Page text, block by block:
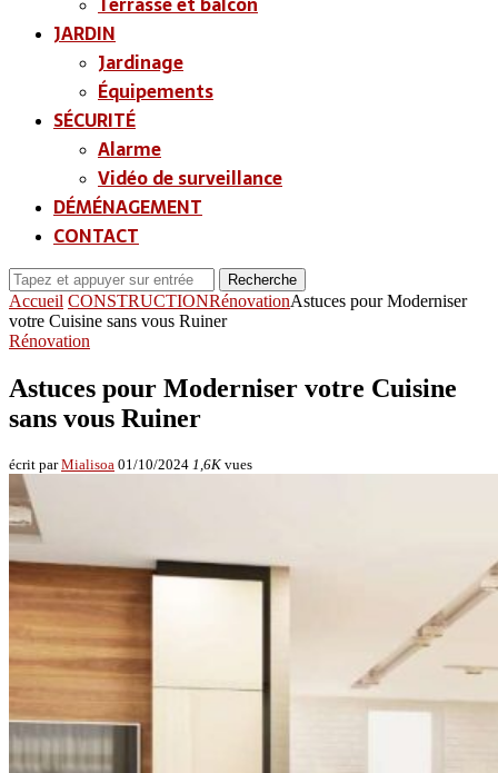
JARDIN
Jardinage
Équipements
SÉCURITÉ
Alarme
Vidéo de surveillance
DÉMÉNAGEMENT
CONTACT
Recherche
Accueil CONSTRUCTIONRénovationAstuces pour Moderniser
votre Cuisine sans vous Ruiner
Rénovation
Astuces pour Moderniser votre Cuisine
sans vous Ruiner
écrit parMialisoa 01/10/2024 1,6K vues